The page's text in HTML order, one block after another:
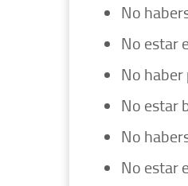
No
No estar
No
No estar
No
No estar